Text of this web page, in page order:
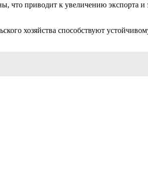
что приводит к увеличению экспорта
хозяйства способствуют